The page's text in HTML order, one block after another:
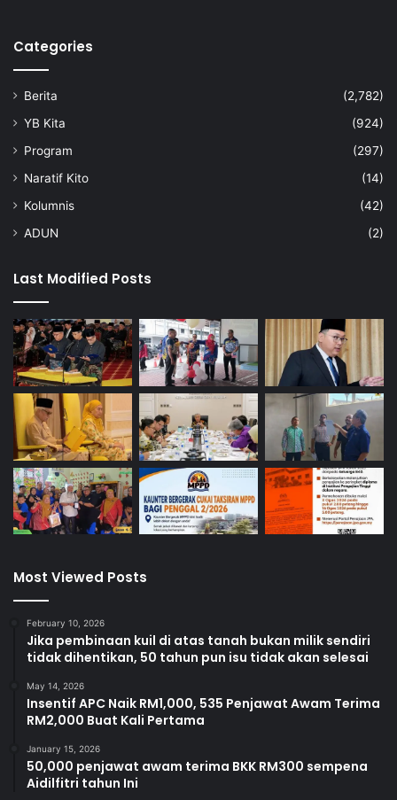
2
Categories
Berita
(2,782)
YB Kita
(924)
Program
(297)
Naratif Kito
(14)
Kolumnis
(42)
ADUN
(2)
Last Modified Posts
Most Viewed Posts
February 10, 2026
Jika pembinaan kuil di atas tanah bukan milik sendiri
tidak dihentikan, 50 tahun pun isu tidak akan selesai
May 14, 2026
Insentif APC Naik RM1,000, 535 Penjawat Awam Terima
RM2,000 Buat Kali Pertama
January 15, 2026
50,000 penjawat awam terima BKK RM300 sempena
Aidilfitri tahun Ini